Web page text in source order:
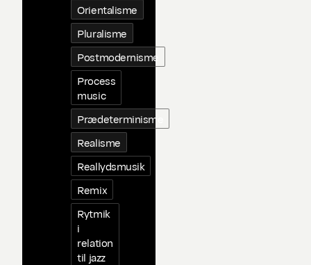
Orientalisme
Pluralisme
Postmodernisme
Process
music
Prædeterminisme
Realisme
Reallydsmusik
Remix
Rytmik
i
relation
til jazz